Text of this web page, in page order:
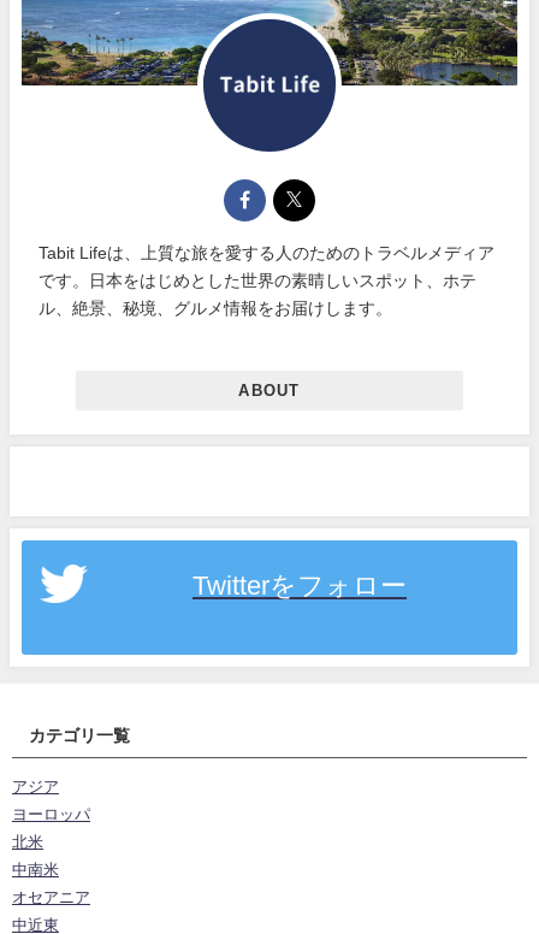
Tabit Lifeは、上質な旅を愛する人のためのトラベルメディア
です。日本をはじめとした世界の素晴しいスポット、ホテ
ル、絶景、秘境、グルメ情報をお届けします。
ABOUT
Twitterをフォロー
カテゴリ一覧
アジア
ヨーロッパ
北米
中南米
オセアニア
中近東